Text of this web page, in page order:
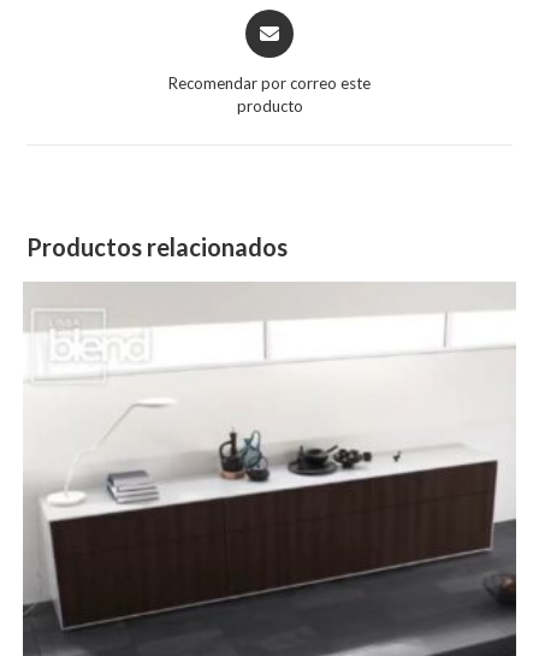
Opens
in
new
Recomendar por correo este
producto
Productos relacionados